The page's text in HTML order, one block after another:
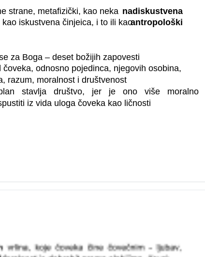
strane, metafizički, kao neka nadiskustvena
kao iskustvena činjeica, i to ili kaoantropološki
za Boga – deset božijih zapovesti
odnosno pojedinca, njegovih osobina,
razum, moralnost i društvenost
stavlja društvo, jer je ono više moralno
iz vida uloga čoveka kao ličnosti